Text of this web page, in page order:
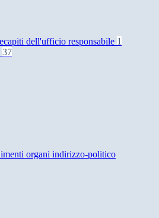
dell'ufficio responsabile 1
37
organi indirizzo-politico